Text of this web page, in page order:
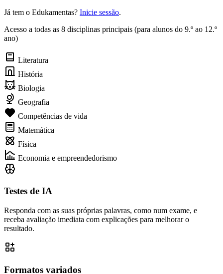
Já tem o Edukamentas? Inicie sessão.
Acesso a todas as 8 disciplinas principais (para alunos do 9.º ao 12.º
ano)
Literatura
História
Biologia
Geografia
Competências de vida
Matemática
Física
Economia e empreendedorismo
Testes de IA
Responda com as suas próprias palavras, como num exame, e
receba avaliação imediata com explicações para melhorar o
resultado.
Formatos variados